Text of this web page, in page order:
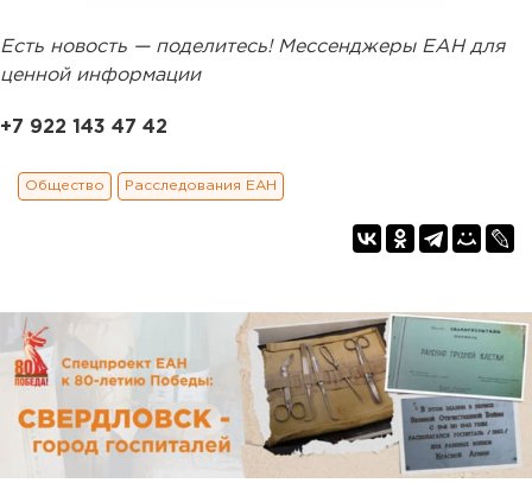
Есть новость — поделитесь! Мессенджеры ЕАН для
ценной информации
+7 922 143 47 42
Общество Расследования ЕАН